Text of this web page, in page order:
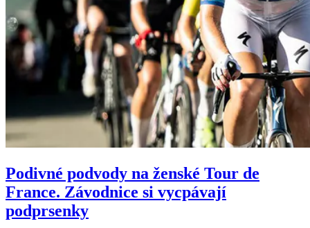
Podivné podvody na ženské Tour de
France. Závodnice si vycpávají
podprsenky